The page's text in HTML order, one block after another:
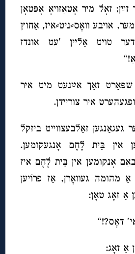
זאָל מיר אָטאַזויאָ אָפּטאָן
אויבע וואָס⸗ניט⸗איז, אַחוץ
טויט אַליין ′עט אונדז
שפּאַרט זאַך אײַנעט מיט איר
איר צוריידן.
געגאַנגען זאַלבעצווייט ביזקל
אין בֵּית לֶחֶם אָנגעקומען.
באַם אָנקומען אין בֵּית לֶחֶם איז
מהומה געוואָרן, אַז פרוֹיען
אַ זאָג טאָן:
דאָס?!“
אַ זאָג: